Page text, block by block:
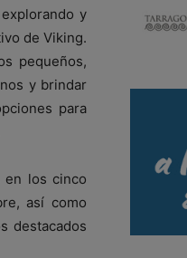
y
de Viking.
pequeños,
y brindar
para
en los cinco
así como
destacados